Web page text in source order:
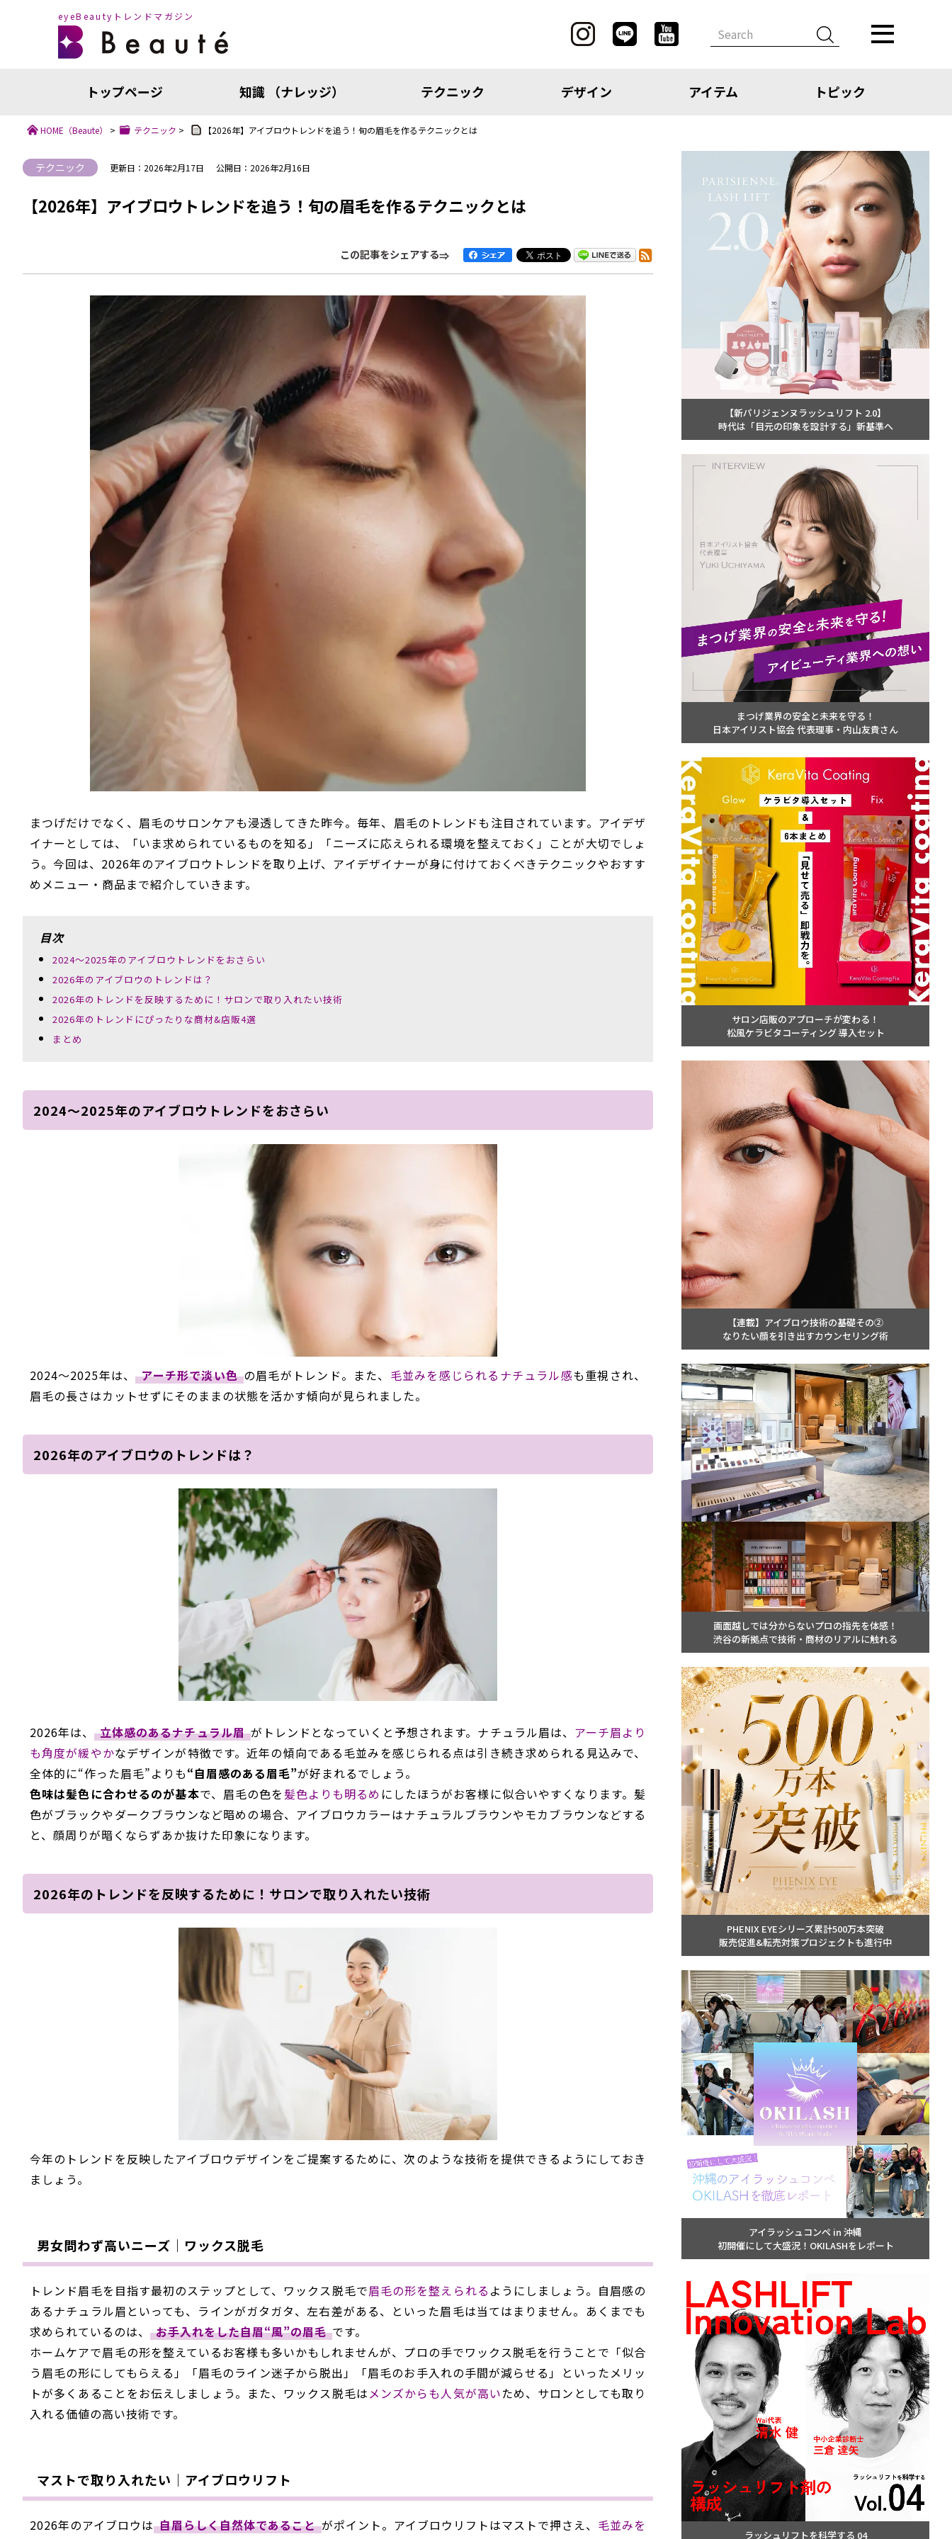
利用規約 お問い合わせ プライバシーポリシー
Official Social account
eyeBeautyトレンドマガジン
トップページ 知識 （ナレッジ） テクニック デザイン アイテム トピック
HOME （Beaute） > テクニック > 【2026年】アイブロウトレンドを追う！旬の眉毛を作るテクニックとは
テクニック 更新日：2026年2月17日 公開日：2026年2月16日
【2026年】アイブロウトレンドを追う！旬の眉毛を作るテクニックとは
この記事をシェアする
まつげだけでなく、眉毛のサロンケアも浸透してきた昨今。毎年、眉毛のトレンドも注目されています。アイデザ
イナーとしては、「いま求められているものを知る」「ニーズに応えられる環境を整えておく」ことが大切でしょ
う。今回は、2026年のアイブロウトレンドを取り上げ、アイデザイナーが身に付けておくべきテクニックやおすす
めメニュー・商品まで紹介していきます。
目次
2024～2025年のアイブロウトレンドをおさらい
2026年のアイブロウのトレンドは？
2026年のトレンドを反映するために！サロンで取り入れたい技術
2026年のトレンドにぴったりな商材&店販4選
まとめ
2024～2025年のアイブロウトレンドをおさらい
2024～2025年は、 アーチ形で淡い色 の眉毛がトレンド。また、 毛並みを感じられるナチュラル感も重視され、
眉毛の長さはカットせずにそのままの状態を活かす傾向が見られました。
2026年のアイブロウのトレンドは？
2026年は、 立体感のあるナチュラル眉 がトレンドとなっていくと予想されます。ナチュラル眉は、 アーチ眉より
も角度が緩やかなデザインが特徴です。近年の傾向である毛並みを感じられる点は引き続き求められる見込みで、
全体的に“作った眉毛”よりも“自眉感のある眉毛”が好まれるでしょう。
色味は髪色に合わせるのが基本で、眉毛の色を 髪色よりも明るめ にしたほうがお客様に似合いやすくなります。髪
色がブラックやダークブラウンなど暗めの場合、アイブロウカラーはナチュラルブラウンやモカブラウンなどする
と、顔周りが暗くならずあか抜けた印象になります。
2026年のトレンドを反映するために！サロンで取り入れたい技術
今年のトレンドを反映したアイブロウデザインをご提案するために、次のような技術を提供できるようにしておき
ましょう。
男女問わず高いニーズ｜ワックス脱毛
トレンド眉毛を目指す最初のステップとして、ワックス脱毛で眉毛の形を整えられる ようにしましょう。自眉感の
あるナチュラル眉といっても、ラインがガタガタ、左右差がある、といった眉毛は当てはまりません。あくまでも
求められているのは、
お手入れをした自眉“風”の眉毛 です。
ホームケアで眉毛の形を整えているお客様も多いかもしれませんが、プロの手でワックス脱毛を行うことで「似合
う眉毛の形にしてもらえる」「眉毛のライン迷子から脱出」「眉毛のお手入れの手間が減らせる」といったメリッ
トが多くあることをお伝えしましょう。また、ワックス脱毛はメンズからも人気が高いため、サロンとしても取り
入れる価値の高い技術です。
マストで取り入れたい｜アイブロウリフト
2026年のアイブロウは 自眉らしく自然体であること がポイント。アイブロウリフトはマストで押さえ、 毛並みを
【新パリジェンヌラッシュリフト 2.0】
時代は「目元の印象を設計する」新基準へ
まつげ業界の安全と未来を守る！
日本アイリスト協会 代表理事・内山友貴さん
サロン店販のアプローチが変わる！
松風ケラビタコーティング 導入セット
【連載】アイブロウ技術の基礎その②
なりたい顔を引き出すカウンセリング術
画面越しでは分からないプロの指先を体感！
渋谷の新拠点で技術・商材のリアルに触れる
PHENIX EYEシリーズ累計500万本突破
販売促進&転売対策プロジェクトも進行中
アイラッシュコンペ in 沖縄
初開催にして大盛況！OKILASHをレポート
ラッシュリフトを科学する 04